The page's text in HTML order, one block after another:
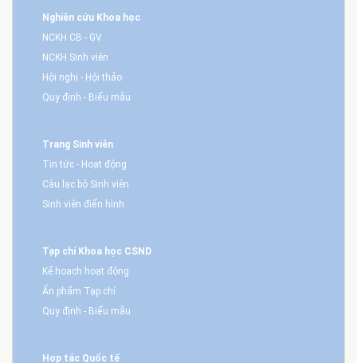
Nghiên cứu Khoa học
NCKH CB - GV
NCKH Sinh viên
Hội nghị - Hội thảo
Quy định - Biểu mẫu
Trang Sinh viên
Tin tức - Hoạt động
Câu lạc bộ Sinh viên
Sinh viên điển hình
Tạp chí Khoa học CSND
Kế hoạch hoạt động
Ấn phẩm Tạp chí
Quy định - Biểu mẫu
Hợp tác Quốc tế